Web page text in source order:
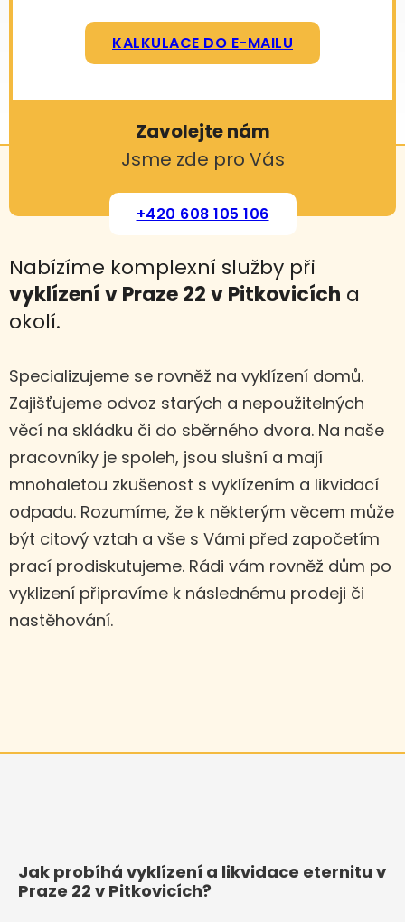
KALKULACE DO E-MAILU
Zavolejte nám
Jsme zde pro Vás
+420 608 105 106
Nabízíme komplexní služby při
vyklízení v Praze 22 v Pitkovicích a
okolí.
Specializujeme se rovněž na vyklízení domů.
Zajišťujeme odvoz starých a nepoužitelných
věcí na skládku či do sběrného dvora. Na naše
pracovníky je spoleh, jsou slušní a mají
mnohaletou zkušenost s vyklízením a likvidací
odpadu. Rozumíme, že k některým věcem může
být citový vztah a vše s Vámi před započetím
prací prodiskutujeme. Rádi vám rovněž dům po
vyklizení připravíme k následnému prodeji či
nastěhování.
Jak probíhá vyklízení a likvidace eternitu v
Praze 22 v Pitkovicích?